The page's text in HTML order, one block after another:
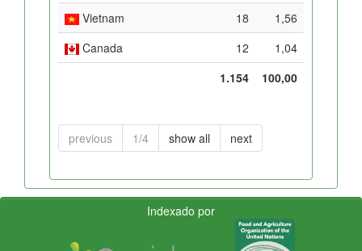
Vietnam
18
1,56
Canada
12
1,04
1.154
100,00
previous 1/4 show all next
Indexado por